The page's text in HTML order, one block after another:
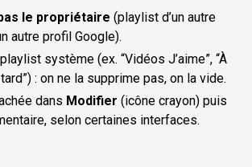
le propriétaire (playlist d’un autre
autre profil Google).
système (ex. “Vidéos J’aime”, “À
: on ne la supprime pas, on la vide.
dans Modifier (icône crayon) puis
selon certaines interfaces.